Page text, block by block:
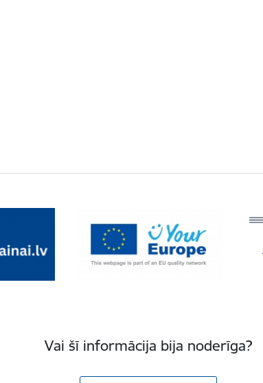
Vai šī informācija bija noderīga?